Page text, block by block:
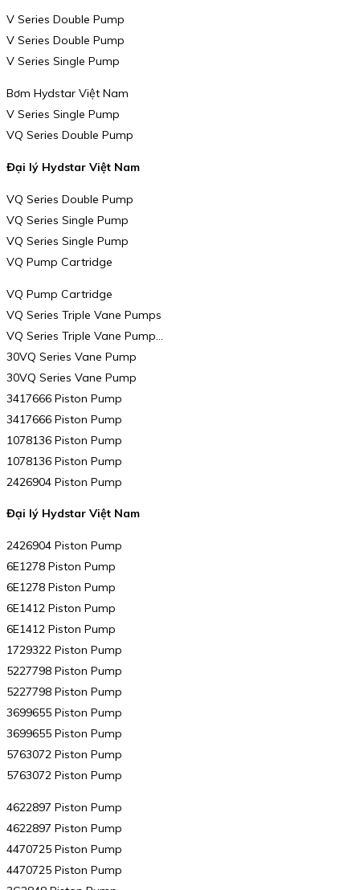
V Series Double Pump
V Series Double Pump
V Series Single Pump
Bơm Hydstar Việt Nam
V Series Single Pump
VQ Series Double Pump
Đại lý Hydstar Việt Nam
VQ Series Double Pump
VQ Series Single Pump
VQ Series Single Pump
VQ Pump Cartridge
VQ Pump Cartridge
VQ Series Triple Vane Pumps
VQ Series Triple Vane Pump…
30VQ Series Vane Pump
30VQ Series Vane Pump
3417666 Piston Pump
3417666 Piston Pump
1078136 Piston Pump
1078136 Piston Pump
2426904 Piston Pump
Đại lý Hydstar Việt Nam
2426904 Piston Pump
6E1278 Piston Pump
6E1278 Piston Pump
6E1412 Piston Pump
6E1412 Piston Pump
1729322 Piston Pump
5227798 Piston Pump
5227798 Piston Pump
3699655 Piston Pump
3699655 Piston Pump
5763072 Piston Pump
5763072 Piston Pump
4622897 Piston Pump
4622897 Piston Pump
4470725 Piston Pump
4470725 Piston Pump